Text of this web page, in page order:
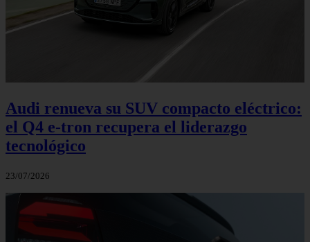
Audi renueva su SUV compacto eléctrico:
el Q4 e‑tron recupera el liderazgo
tecnológico
23/07/2026